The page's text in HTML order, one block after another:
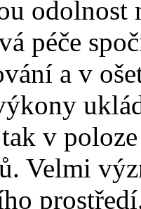
odolnost
péče
a v
v
Velmi